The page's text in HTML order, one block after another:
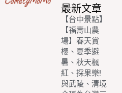
最新文章
【台中景點】
【福壽山農
場】春天賞
櫻、夏季避
暑、秋天楓
紅、採果樂!
與武陵、清境